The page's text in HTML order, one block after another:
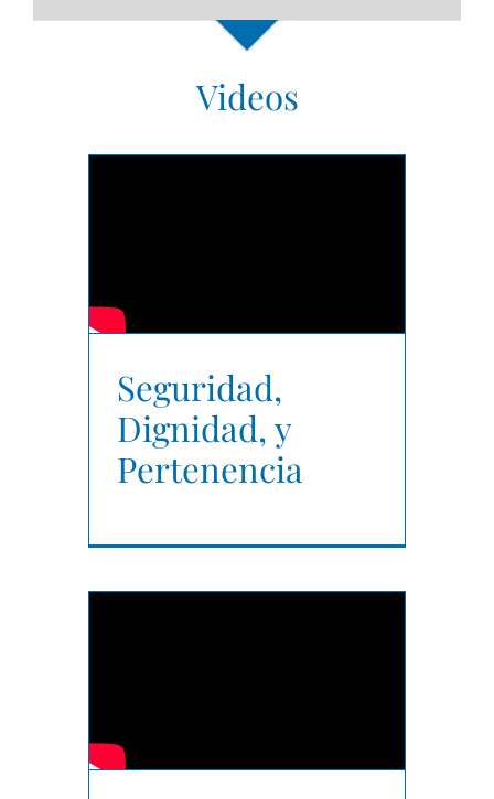
Videos
Seguridad,
Dignidad, y
Pertenencia